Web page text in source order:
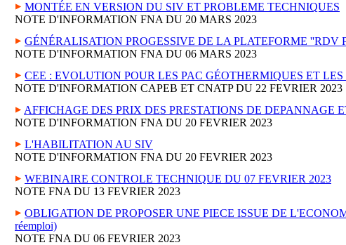
MONTÉE EN VERSION DU SIV ET PROBLEME TECHNIQUES
NOTE D'INFORMATION FNA DU 20 MARS 2023
GÉNÉRALISATION PROGESSIVE DE LA PLATEFORME ''RDV
NOTE D'INFORMATION FNA DU 06 MARS 2023
CEE : EVOLUTION POUR LES PAC GÉOTHERMIQUES ET LES
NOTE D'INFORMATION CAPEB ET CNATP DU 22 FEVRIER 2023
AFFICHAGE DES PRIX DES PRESTATIONS DE DEPANNAGE
NOTE D'INFORMATION FNA DU 20 FEVRIER 2023
L'HABILITATION AU SIV
NOTE D'INFORMATION FNA DU 20 FEVRIER 2023
WEBINAIRE CONTROLE TECHNIQUE DU 07 FEVRIER 2023
NOTE FNA DU 13 FEVRIER 2023
OBLIGATION DE PROPOSER UNE PIECE ISSUE DE
réemploi)
NOTE FNA DU 06 FEVRIER 2023